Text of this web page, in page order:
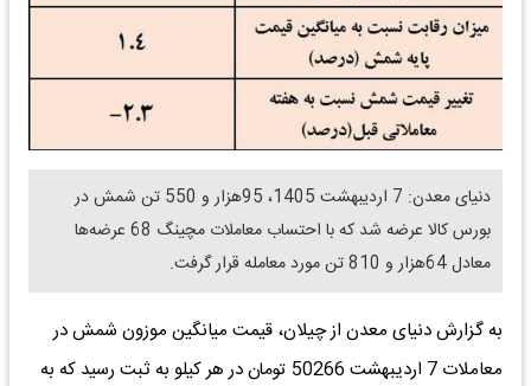
دنیای معدن: 7 اردیبهشت 1405، 95هزار و 550 تن شمش در
بورس کالا عرضه شد که با احتساب معاملات مچینگ 68 عرضه‌ها
معادل 64هزار و 810 تن مورد معامله قرار گرفت.
به گزارش دنیای معدن از چیلان، قیمت میانگین موزون شمش در
معاملات 7 اردیبهشت 50266 تومان در هر کیلو به ثبت رسید که به